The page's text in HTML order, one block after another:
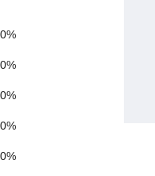
0%
0%
0%
0%
0%